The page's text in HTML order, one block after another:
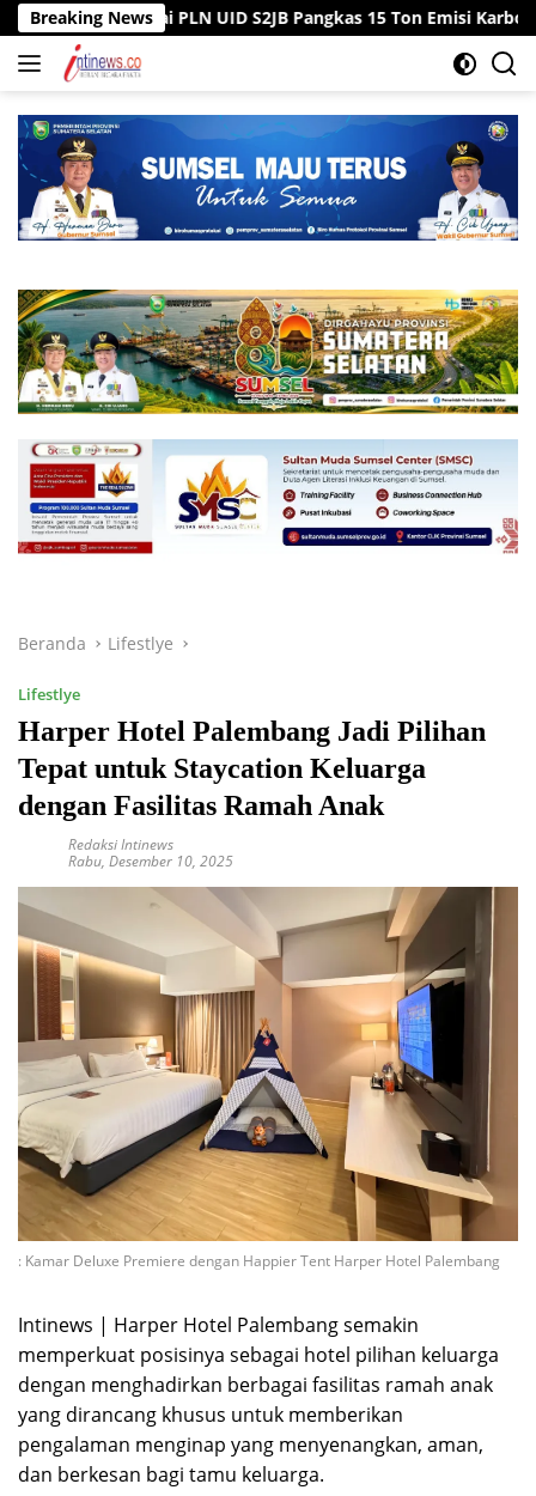
Langsung
ke
konten
Breaking News
PLN UID S2JB Pangkas 15 Ton Emisi Karbon Tiga
Beranda Lifestlye
Lifestlye
Harper Hotel Palembang Jadi Pilihan
Tepat untuk Staycation Keluarga
dengan Fasilitas Ramah Anak
Redaksi Intinews
Rabu, Desember 10, 2025
: Kamar Deluxe Premiere dengan Happier Tent Harper Hotel Palembang
Intinews | Harper Hotel Palembang semakin
memperkuat posisinya sebagai hotel pilihan keluarga
dengan menghadirkan berbagai fasilitas ramah anak
yang dirancang khusus untuk memberikan
pengalaman menginap yang menyenangkan, aman,
dan berkesan bagi tamu keluarga.